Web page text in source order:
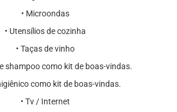
•⁠ Microondas
•⁠ Utensílios de cozinha
•⁠ Taças de vinho
shampoo como kit de boas-vindas.
como kit de boas-vindas⁠.
•⁠ Tv / Internet